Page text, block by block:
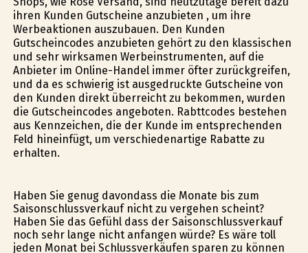
ihren Kunden Gutscheine anzubieten , um ihre
Werbeaktionen auszubauen. Den Kunden
Gutscheincodes anzubieten gehört zu den klassischen
und sehr wirksamen Werbeinstrumenten, auf die
Anbieter im Online-Handel immer öfter zurückgreifen,
und da es schwierig ist ausgedruckte Gutscheine von
den Kunden direkt überreicht zu bekommen, wurden
die Gutscheincodes angeboten. Rabttcodes bestehen
aus Kennzeichen, die der Kunde im entsprechenden
Feld hineinfügt, um verschiedenartige Rabatte zu
erhalten.
Haben Sie genug davondass die Monate bis zum
Saisonschlussverkauf nicht zu vergehen scheint?
Haben Sie das Gefühl dass der Saisonschlussverkauf
noch sehr lange nicht anfangen würde? Es wäre toll
jeden Monat bei Schlussverkäufen sparen zu können